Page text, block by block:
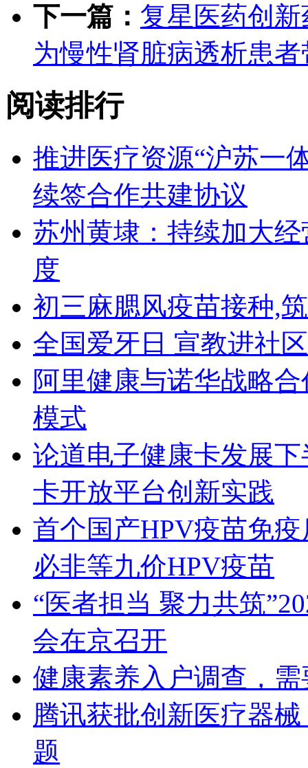
下一篇： 复星医药创
为慢性肾脏病透析患
阅读排行
推进医疗资源“沪苏一
续签合作共建协议
苏州黄埭：持续加大
度
初三麻腮风疫苗接种,
全国爱牙日 宣教进社区
阿里健康与诺华战略
模式
论道电子健康卡发展
卡开放平台创新实践
首个国产HPV疫苗免
必非等九价HPV疫苗
“医者担当 聚力共筑
会在京召开
健康素养入户调查，
腾讯获批创新医疗器
题